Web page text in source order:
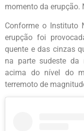
momento da erupção.
Conforme o Instituto
erupção foi
quente e das cinzas
na parte sudeste da
acima do nível do
terremoto de